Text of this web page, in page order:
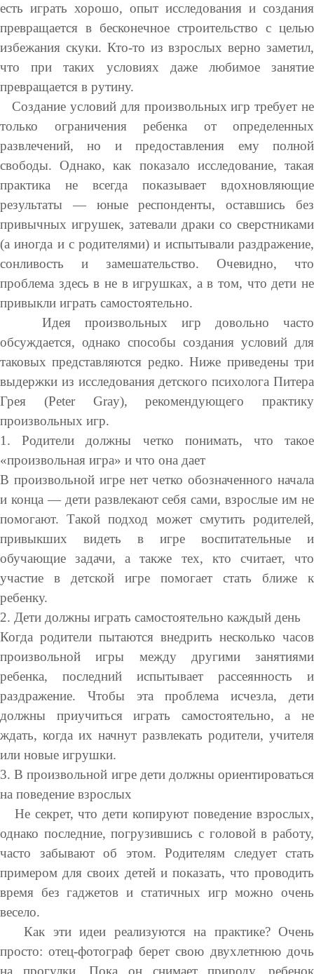
есть играть хорошо, опыт исследования и создания
превращается в бесконечное строительство с целью
избежания скуки. Кто-то из взрослых верно заметил,
что при таких условиях даже любимое занятие
превращается в рутину.
Создание условий для произвольных игр требует не
только ограничения ребенка от определенных
развлечений, но и предоставления ему полной
свободы. Однако, как показало исследование, такая
практика не всегда показывает вдохновляющие
результаты — юные респонденты, оставшись без
привычных игрушек, затевали драки со сверстниками
(а иногда и с родителями) и испытывали раздражение,
сонливость и замешательство. Очевидно, что
проблема здесь в не в игрушках, а в том, что дети не
привыкли играть самостоятельно.
Идея произвольных игр довольно часто
обсуждается, однако способы создания условий для
таковых представляются редко. Ниже приведены три
выдержки из исследования детского психолога Питера
Грея (Peter Gray), рекомендующего практику
произвольных игр.
1. Родители должны четко понимать, что такое
«произвольная игра» и что она дает
В произвольной игре нет четко обозначенного начала
и конца — дети развлекают себя сами, взрослые им не
помогают. Такой подход может смутить родителей,
привыкших видеть в игре воспитательные и
обучающие задачи, а также тех, кто считает, что
участие в детской игре помогает стать ближе к
ребенку.
2. Дети должны играть самостоятельно каждый день
Когда родители пытаются внедрить несколько часов
произвольной игры между другими занятиями
ребенка, последний испытывает рассеянность и
раздражение. Чтобы эта проблема исчезла, дети
должны приучиться играть самостоятельно, а не
ждать, когда их начнут развлекать родители, учителя
или новые игрушки.
3. В произвольной игре дети должны ориентироваться
на поведение взрослых
Не секрет, что дети копируют поведение взрослых,
однако последние, погрузившись с головой в работу,
часто забывают об этом. Родителям следует стать
примером для своих детей и показать, что проводить
время без гаджетов и статичных игр можно очень
весело.
Как эти идеи реализуются на практике? Очень
просто: отец-фотограф берет свою двухлетнюю дочь